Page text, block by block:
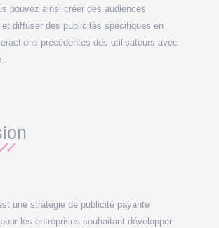
pouvez ainsi créer des audiences
et diffuser des publicités spécifiques en
précédentes des utilisateurs avec
une stratégie de publicité payante
les entreprises souhaitant développer